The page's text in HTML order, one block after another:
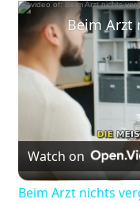
Play Unmute
Watch on
Beim Arzt nichts